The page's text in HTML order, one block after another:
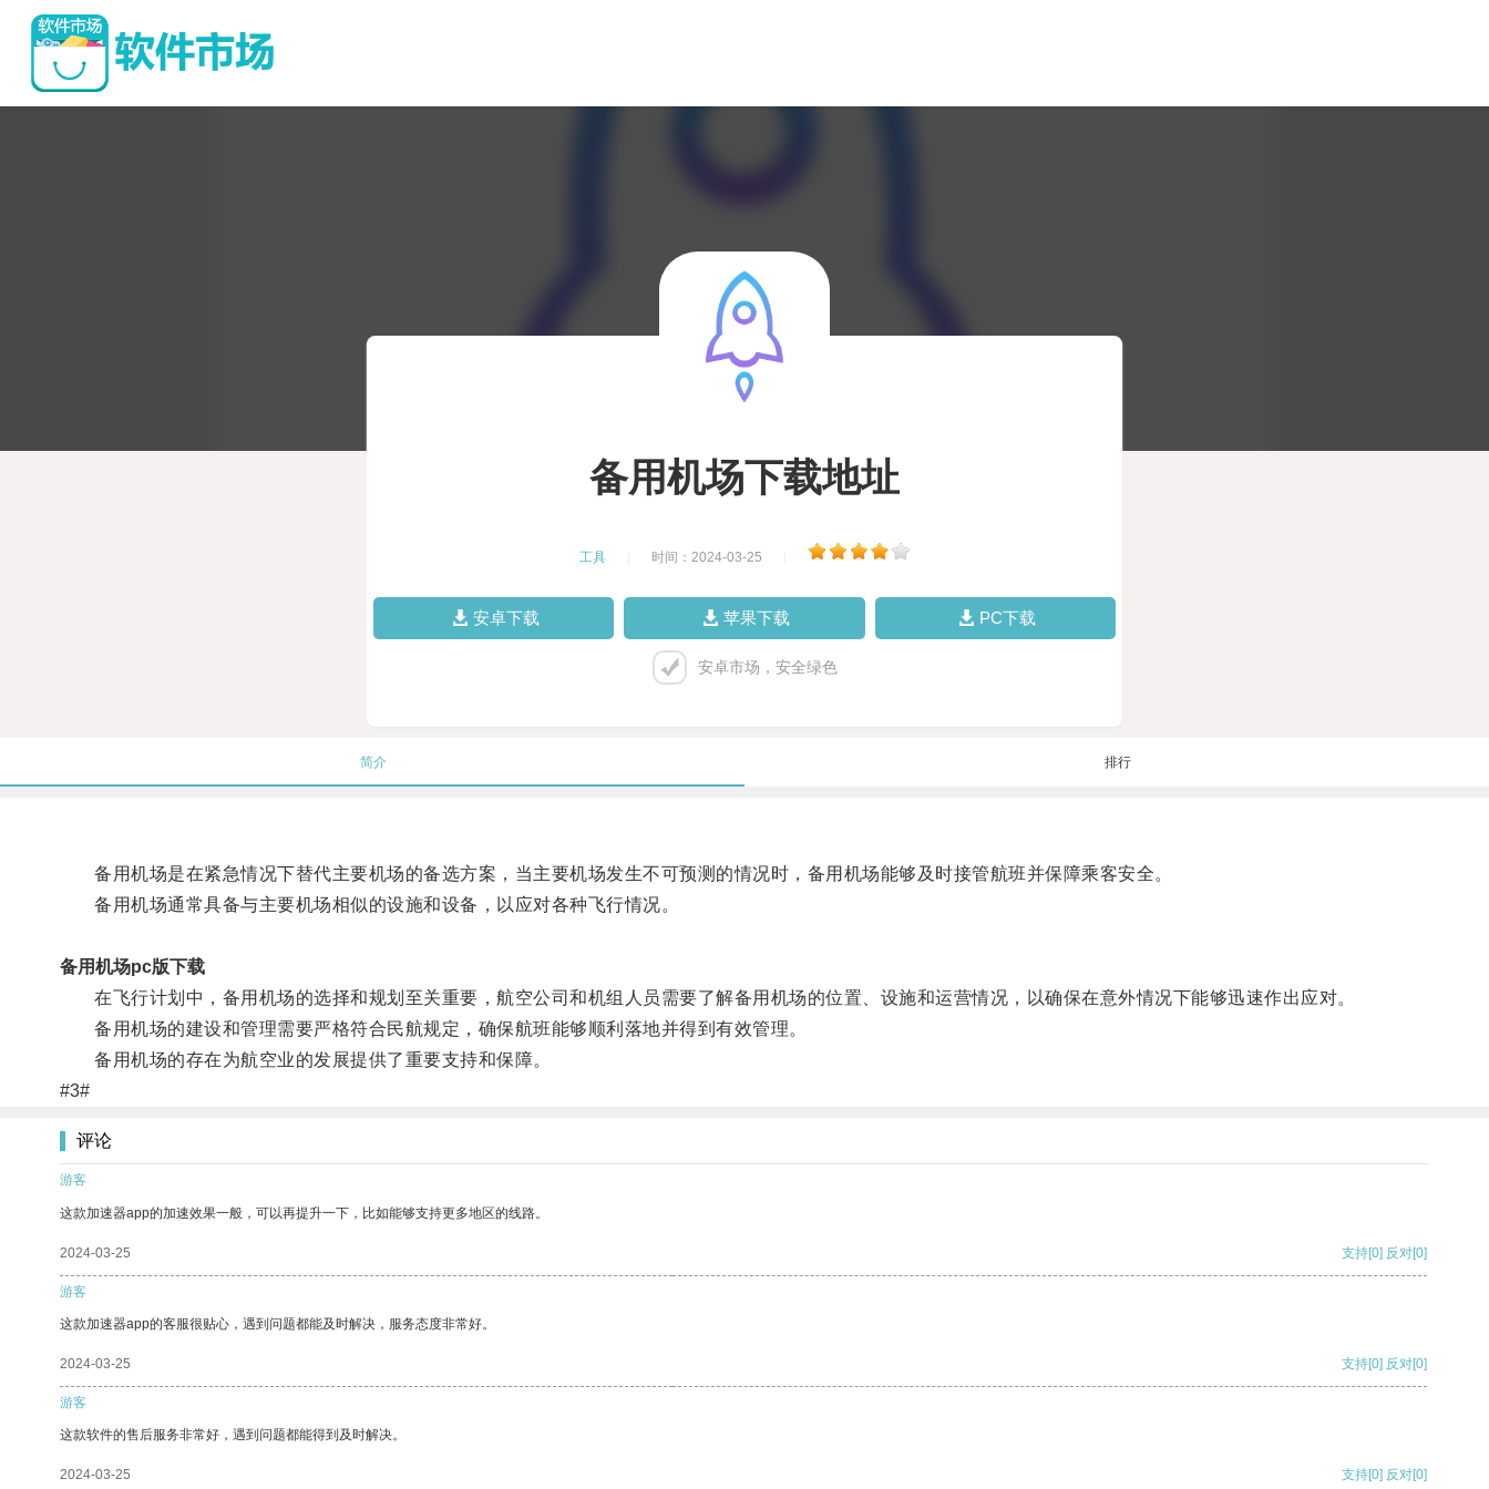
备用机场下载地址
工具 时间：2024-03-25
安卓下载 苹果下载 PC下载
安卓市场，安全绿色
简介 排行
备用机场是在紧急情况下替代主要机场的备选方案，当主要机场发生不可预测的情况时，备用机场能够及时接管航班并保障乘客安全。
备用机场通常具备与主要机场相似的设施和设备，以应对各种飞行情况。
备用机场pc版下载
在飞行计划中，备用机场的选择和规划至关重要，航空公司和机组人员需要了解备用机场的位置、设施和运营情况，以确保在意外情况下能够迅速作出应对。
备用机场的建设和管理需要严格符合民航规定，确保航班能够顺利落地并得到有效管理。
备用机场的存在为航空业的发展提供了重要支持和保障。
#3#
评论
游客
这款加速器app的加速效果一般，可以再提升一下，比如能够支持更多地区的线路。
2024-03-25 支持[0] 反对[0]
游客
这款加速器app的客服很贴心，遇到问题都能及时解决，服务态度非常好。
2024-03-25 支持[0] 反对[0]
游客
这款软件的售后服务非常好，遇到问题都能得到及时解决。
2024-03-25 支持[0] 反对[0]